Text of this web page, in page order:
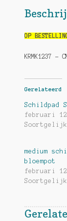
OP
KRMK1237 –
Gerelateerd
Schildpad
februari
medium
bloempot
februari